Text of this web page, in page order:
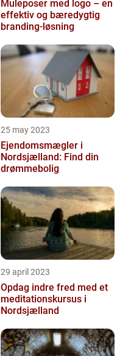
Muleposer med logo – en
effektiv og bæredygtig
branding-løsning
25 may 2023
Ejendomsmægler i
Nordsjælland: Find din
drømmebolig
29 april 2023
Opdag indre fred med et
meditationskursus i
Nordsjælland